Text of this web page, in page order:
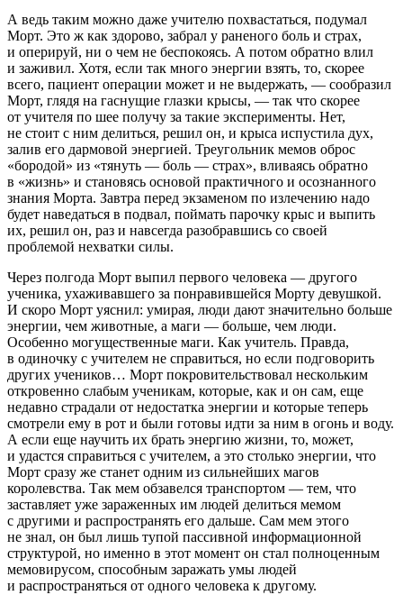
А ведь таким можно даже учителю похвастаться, подумал
Морт. Это ж как здорово, забрал у раненого боль и страх,
и оперируй, ни о чем не беспокоясь. А потом обратно влил
и заживил. Хотя, если так много энергии взять, то, скорее
всего, пациент операции может и не выдержать, — сообразил
Морт, глядя на гаснущие глазки крысы, — так что скорее
от учителя по шее получу за такие эксперименты. Нет,
не стоит с ним делиться, решил он, и крыса испустила дух,
залив его дармовой энергией. Треугольник мемов оброс
«бородой» из «тянуть — боль — страх», вливаясь обратно
в «жизнь» и становясь основой практичного и осознанного
знания Морта. Завтра перед экзаменом по излечению надо
будет наведаться в подвал, поймать парочку крыс и выпить
их, решил он, раз и навсегда разобравшись со своей
проблемой нехватки силы.
Через полгода Морт выпил первого человека — другого
ученика, ухаживавшего за понравившейся Морту девушкой.
И скоро Морт уяснил: умирая, люди дают значительно больше
энергии, чем животные, а маги — больше, чем люди.
Особенно могущественные маги. Как учитель. Правда,
в одиночку с учителем не справиться, но если подговорить
других учеников… Морт покровительствовал нескольким
откровенно слабым ученикам, которые, как и он сам, еще
недавно страдали от недостатка энергии и которые теперь
смотрели ему в рот и были готовы идти за ним в огонь и воду.
А если еще научить их брать энергию жизни, то, может,
и удастся справиться с учителем, а это столько энергии, что
Морт сразу же станет одним из сильнейших магов
королевства. Так мем обзавелся транспортом — тем, что
заставляет уже зараженных им людей делиться мемом
с другими и распространять его дальше. Сам мем этого
не знал, он был лишь тупой пассивной информационной
структурой, но именно в этот момент он стал полноценным
мемовирусом, способным заражать умы людей
и распространяться от одного человека к другому.